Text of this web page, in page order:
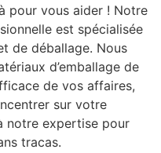
pour vous aider ! Notre
est spécialisée
de déballage. Nous
d’emballage de
de vos affaires,
sur votre
notre expertise pour
tracas.